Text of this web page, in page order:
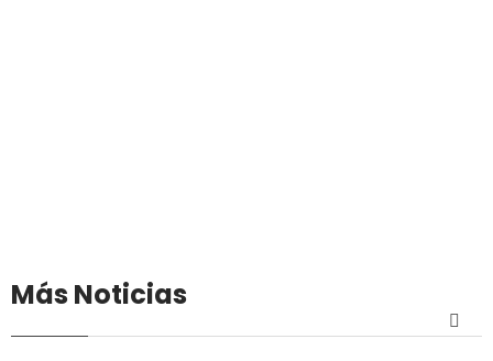
Más Noticias